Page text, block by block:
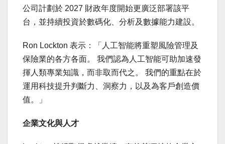
公司計劃於 2027 財政年度開始更廣泛部署該平
台，並持續投資於數碼化、分析及數據能力建設。
Ron Lockton 表示：「人工智能將重塑風險管理及
保險業的各方各面。 我們認為人工智能可助加速發
揮人類專業知識，而非取而代之。 我們的重點在於
運用科技提升判斷力、洞察力，以及為客戶創造價
值。」
企業文化與人才